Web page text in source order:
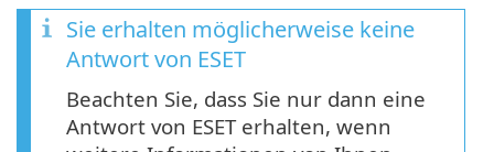
Sie erhalten möglicherweise keine
Antwort von ESET
Beachten Sie, dass Sie nur dann eine
Antwort von ESET erhalten, wenn